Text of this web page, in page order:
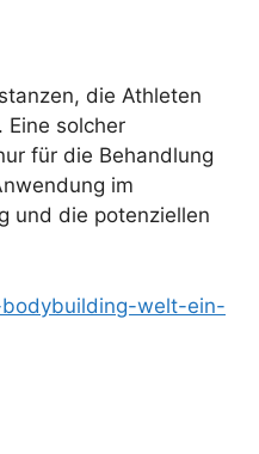
die Athleten
Eine solcher
für die Behandlung
im
und die potenziellen
welt-ein-